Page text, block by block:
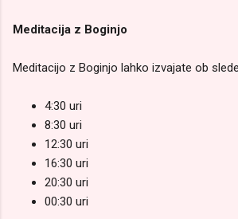
Meditacija z Boginjo
Meditacijo z Boginjo lahko izvajate ob
4:30 uri
8:30 uri
12:30 uri
16:30 uri
20:30 uri
00:30 uri